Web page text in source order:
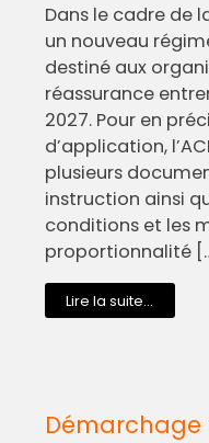
Dans le cadre de
un nouveau
destiné aux
réassurance
2027. Pour en
d’application,
plusieurs
instruction ainsi
conditions et les
proportionnalité
Lire la suite...